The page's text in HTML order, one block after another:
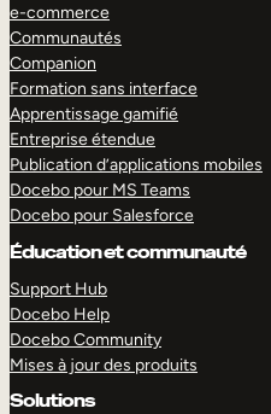
e-commerce
Communautés
Companion
Formation sans interface
Apprentissage gamifié
Entreprise étendue
Publication d’applications mobiles
Docebo pour MS Teams
Docebo pour Salesforce
Éducation et communauté
Support Hub
Docebo Help
Docebo Community
Mises à jour des produits
Solutions